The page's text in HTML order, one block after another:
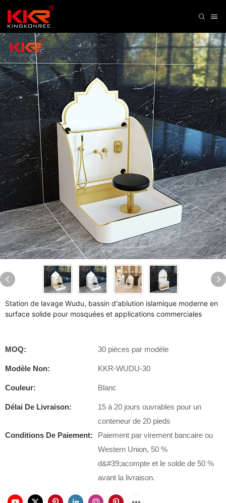
Station de lavage Wudu, bassin d'ablution islamique moderne en
surface solide pour mosquées et applications commerciales
MOQ: 30 pièces par modèle
Modèle Non: KKR-WUDU-30
Couleur: Blanc
Délai De Livraison:
15 à 20 jours ouvrables pour un
conteneur de 20 pieds
Conditions De Paiement:
Paiement par virement bancaire ou
Western Union, 50 %
d&#39;acompte et le solde de 50 %
avant la livraison.